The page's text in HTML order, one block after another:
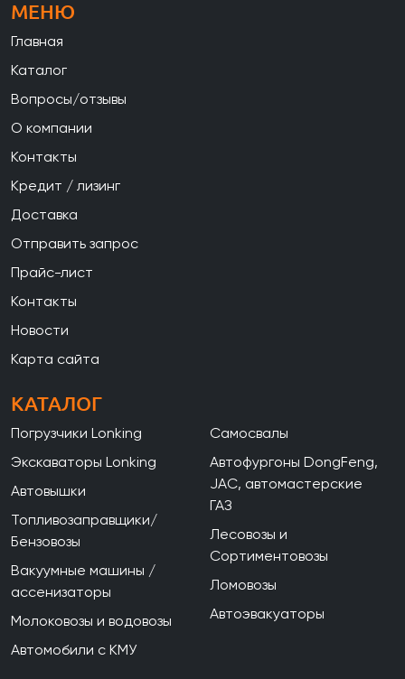
МЕНЮ
Главная
Каталог
Вопросы/отзывы
О компании
Контакты
Кредит / лизинг
Доставка
Отправить запрос
Прайс-лист
Контакты
Новости
Карта сайта
КАТАЛОГ
Погрузчики Lonking
Экскаваторы Lonking
Автовышки
Топливозаправщики/
Бензовозы
Вакуумные машины /
ассенизаторы
Молоковозы и водовозы
Автомобили с КМУ
Самосвалы
Автофургоны DongFeng,
JAC, автомастерские
ГАЗ
Лесовозы и
Сортиментовозы
Ломовозы
Автоэвакуаторы